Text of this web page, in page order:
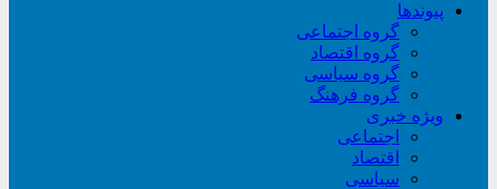
پیوندها
گروه اجتماعی
گروه اقتصاد
گروه سیاسی
گروه فرهنگ
ویژه خبری
اجتماعی
اقتصاد
سیاسی